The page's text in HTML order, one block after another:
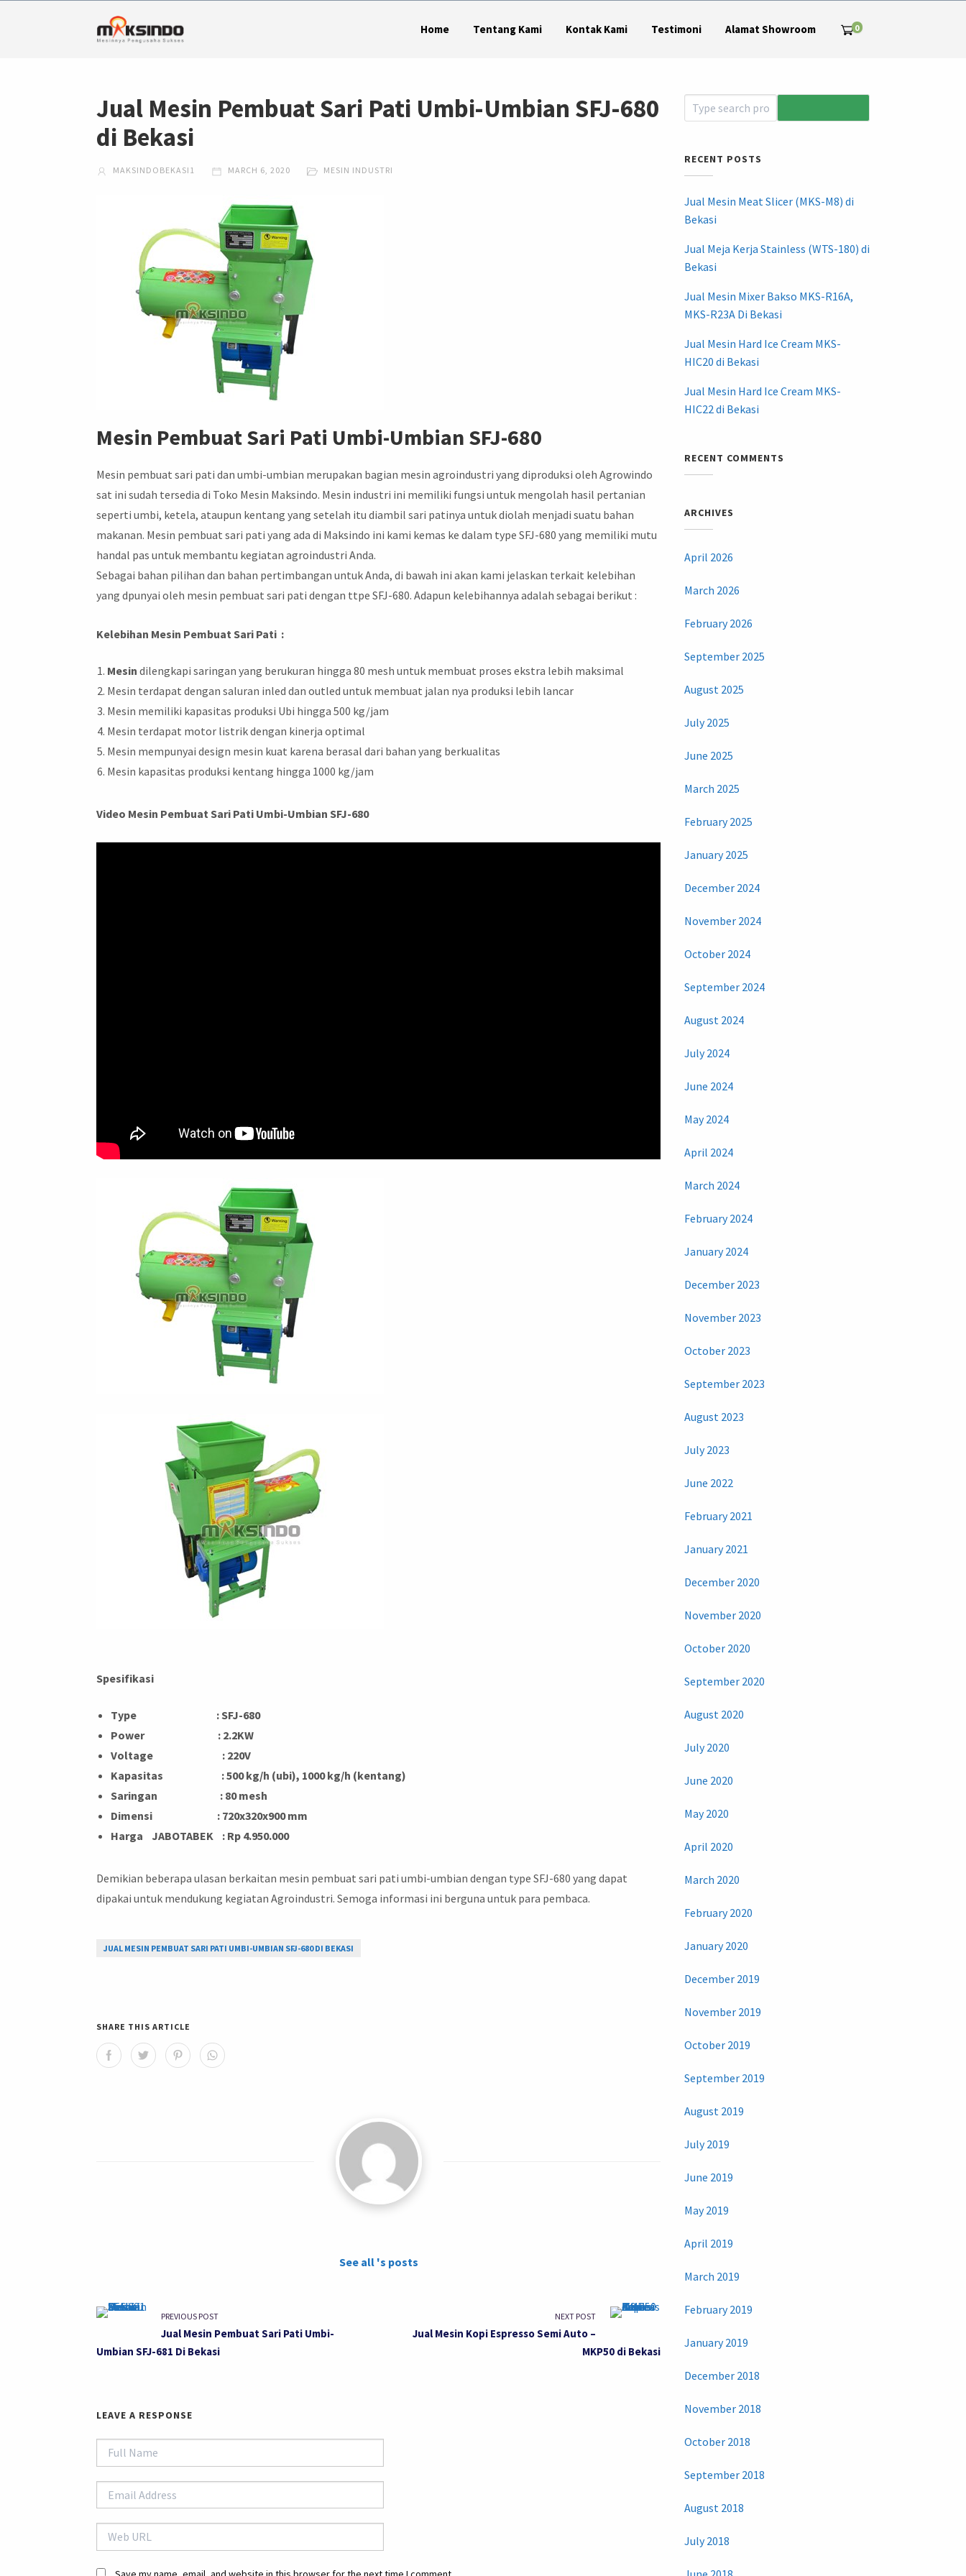
Home Tentang Kami Kontak Kami Testimoni Alamat Showroom 0
Jual Mesin Pembuat Sari Pati Umbi-Umbian SFJ-680
di Bekasi
MAKSINDOBEKASI1 MARCH 6, 2020 MESIN INDUSTRI
Mesin Pembuat Sari Pati Umbi-Umbian SFJ-680
Mesin pembuat sari pati dan umbi-umbian merupakan bagian mesin agroindustri yang diproduksi oleh Agrowindo
sat ini sudah tersedia di Toko Mesin Maksindo. Mesin industri ini memiliki fungsi untuk mengolah hasil pertanian
seperti umbi, ketela, ataupun kentang yang setelah itu diambil sari patinya untuk diolah menjadi suatu bahan
makanan. Mesin pembuat sari pati yang ada di Maksindo ini kami kemas ke dalam type SFJ-680 yang memiliki mutu
handal pas untuk membantu kegiatan agroindustri Anda.
Sebagai bahan pilihan dan bahan pertimbangan untuk Anda, di bawah ini akan kami jelaskan terkait kelebihan
yang dpunyai oleh mesin pembuat sari pati dengan ttpe SFJ-680. Adapun kelebihannya adalah sebagai berikut :
Kelebihan Mesin Pembuat Sari Pati :
Mesindilengkapi saringan yang berukuran hingga 80 mesh untuk membuat proses ekstra lebih maksimal
Mesin terdapat dengan saluran inled dan outled untuk membuat jalan nya produksi lebih lancar
Mesin memiliki kapasitas produksi Ubi hingga 500 kg/jam
Mesin terdapat motor listrik dengan kinerja optimal
Mesin mempunyai design mesin kuat karena berasal dari bahan yang berkualitas
Mesin kapasitas produksi kentang hingga 1000 kg/jam
Video Mesin Pembuat Sari Pati Umbi-Umbian SFJ-680
Spesifikasi
Type : SFJ-680
Power : 2.2KW
Voltage : 220V
Kapasitas : 500 kg/h (ubi), 1000 kg/h (kentang)
Saringan : 80 mesh
Dimensi : 720x320x900 mm
Harga
JABOTABEK : Rp 4.950.000
Demikian beberapa ulasan berkaitan mesin pembuat sari pati umbi-umbian dengan type SFJ-680 yang dapat
dipakai untuk mendukung kegiatan Agroindustri. Semoga informasi ini berguna untuk para pembaca.
JUAL MESIN PEMBUAT SARI PATI UMBI-UMBIAN SFJ-680 DI BEKASI
SHARE THIS ARTICLE
See all 's posts
PREVIOUS POST
Jual Mesin Pembuat Sari Pati Umbi-
Umbian SFJ-681 Di Bekasi
NEXT POST
Jual Mesin Kopi Espresso Semi Auto –
MKP50 di Bekasi
LEAVE A RESPONSE
RECENT POSTS
Jual Mesin Meat Slicer (MKS-M8) di
Bekasi
Jual Meja Kerja Stainless (WTS-180) di
Bekasi
Jual Mesin Mixer Bakso MKS-R16A,
MKS-R23A Di Bekasi
Jual Mesin Hard Ice Cream MKS-
HIC20 di Bekasi
Jual Mesin Hard Ice Cream MKS-
HIC22 di Bekasi
RECENT COMMENTS
ARCHIVES
April 2026
March 2026
February 2026
September 2025
August 2025
July 2025
June 2025
March 2025
February 2025
January 2025
December 2024
November 2024
October 2024
September 2024
August 2024
July 2024
June 2024
May 2024
April 2024
March 2024
February 2024
January 2024
December 2023
November 2023
October 2023
September 2023
August 2023
July 2023
June 2022
February 2021
January 2021
December 2020
November 2020
October 2020
September 2020
August 2020
July 2020
June 2020
May 2020
April 2020
March 2020
February 2020
January 2020
December 2019
November 2019
October 2019
September 2019
August 2019
July 2019
June 2019
May 2019
April 2019
March 2019
February 2019
January 2019
December 2018
November 2018
October 2018
September 2018
August 2018
July 2018